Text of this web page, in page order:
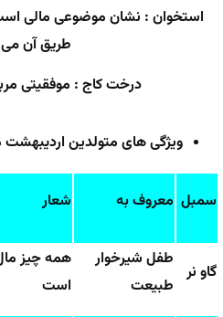
استخوان : نشان موضوعی مالی
طریق آن
درخت کاج : موفقیتی
ویژگی های متولدین اردیبهشت
سمبل معروف به شعار
گاو نر
طفل شیرخوار
طبیعت
همه چیز
است